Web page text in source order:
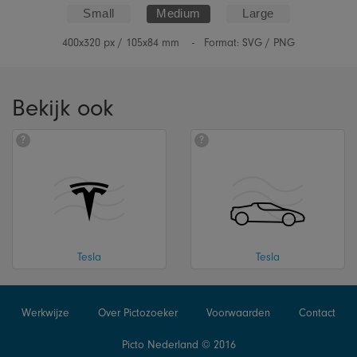
Small Medium Large
400x320 px / 105x84 mm - Format: SVG / PNG
Bekijk ook
?
Tesla
?
Tesla
Werkwijze Over Pictozoeker Voorwaarden Contact
Picto Nederland © 2016